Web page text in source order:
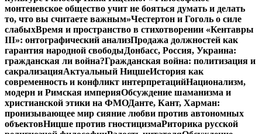
монтеневское общество учит не бояться думать и делать
то, что вы считаете важным»Честертон и Гоголь о силе
слабыхВремя и пространство в стихотворении «Кентавры
III»: онтографический анализПродажа должностей как
гарантия народной свободыДонбасс, Россия, Украина:
гражданская ли война?Гражданская война: политизация и
сакрализацияАктуальный НицшеИстория как
современность и конфликт интерпретацийНационализм,
модерн и Римская империяОбсуждение шаманизма и
христианской этики на ФМОДанте, Кант, Харман:
пронизывающее мир сияние любви против автономных
объектовНицше против гностицизмаРиторика русской